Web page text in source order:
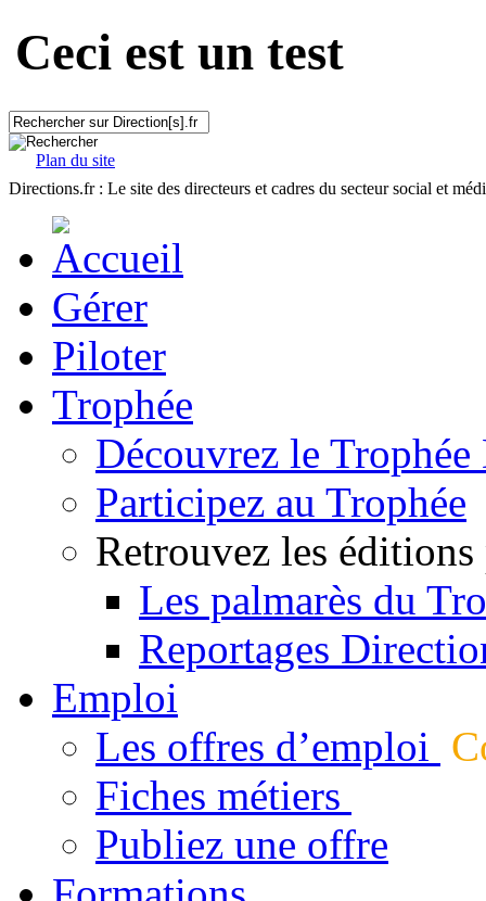
Ceci est un test
Plan du site
Directions.fr : Le site des directeurs et cadres du secteur social et
Gérer
Piloter
Trophée
Découvrez le
Participez au Trophée
Retrouvez les éditions
Les palmarès du
Reportages
Emploi
Les offres d’emploi
Fiches métiers
Publiez une offre